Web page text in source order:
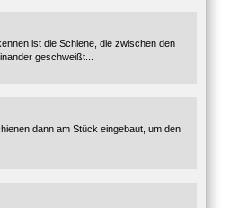
ist die Schiene, die zwischen den
geschweißt...
dann am Stück eingebaut, um den